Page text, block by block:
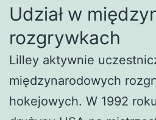
Udział w
rozgrywkach
Lilley aktywnie
międzynarodowych
hokejowych. W 1992